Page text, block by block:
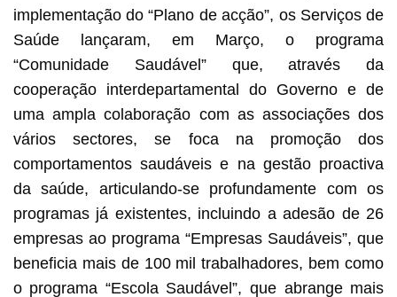
implementação do “Plano de acção”, os Serviços de
Saúde lançaram, em Março, o programa
“Comunidade Saudável” que, através da
cooperação interdepartamental do Governo e de
uma ampla colaboração com as associações dos
vários sectores, se foca na promoção dos
comportamentos saudáveis e na gestão proactiva
da saúde, articulando-se profundamente com os
programas já existentes, incluindo a adesão de 26
empresas ao programa “Empresas Saudáveis”, que
beneficia mais de 100 mil trabalhadores, bem como
o programa “Escola Saudável”, que abrange mais